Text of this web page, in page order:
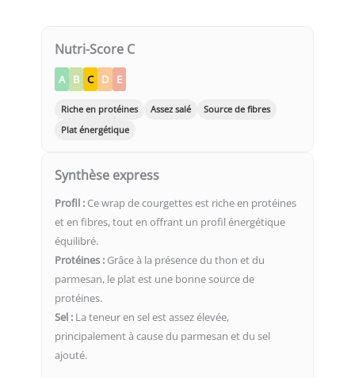
Nutri-Score C
A B C D E
Riche en protéines Assez salé
Source de fibres
Plat énergétique
Synthèse express
Profil : Ce wrap de courgettes est riche en protéines
et en fibres, tout en offrant un profil énergétique
équilibré.
Protéines : Grâce à la présence du thon et du
parmesan, le plat est une bonne source de
protéines.
Sel : La teneur en sel est assez élevée,
principalement à cause du parmesan et du sel
ajouté.